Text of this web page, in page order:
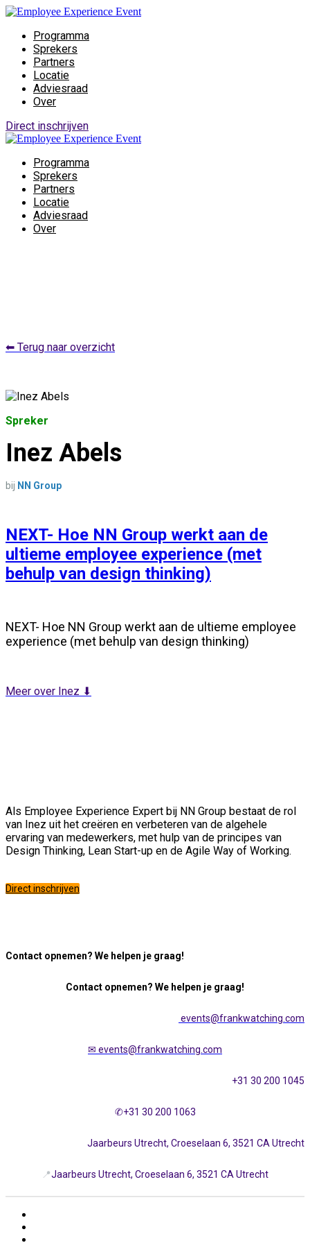
Programma
Sprekers
Partners
Locatie
Adviesraad
Over
Direct inschrijven
Programma
Sprekers
Partners
Locatie
Adviesraad
Over
⬅ Terug naar overzicht
Spreker
Inez Abels
bij NN Group
NEXT- Hoe NN Group werkt aan de
ultieme employee experience (met
behulp van design thinking)
NEXT- Hoe NN Group werkt aan de ultieme employee
experience (met behulp van design thinking)
Meer over Inez ⬇
Als Employee Experience Expert bij NN Group bestaat de rol
van Inez uit het creëren en verbeteren van de algehele
ervaring van medewerkers, met hulp van de principes van
Design Thinking, Lean Start-up en de Agile Way of Working.
Direct inschrijven
Contact opnemen? We helpen je graag!
Contact opnemen? We helpen je graag!
events@frankwatching.com
✉ events@frankwatching.com
+31 30 200 1045
✆+31 30 200 1063
Jaarbeurs Utrecht, Croeselaan 6, 3521 CA Utrecht
📍Jaarbeurs Utrecht, Croeselaan 6, 3521 CA Utrecht